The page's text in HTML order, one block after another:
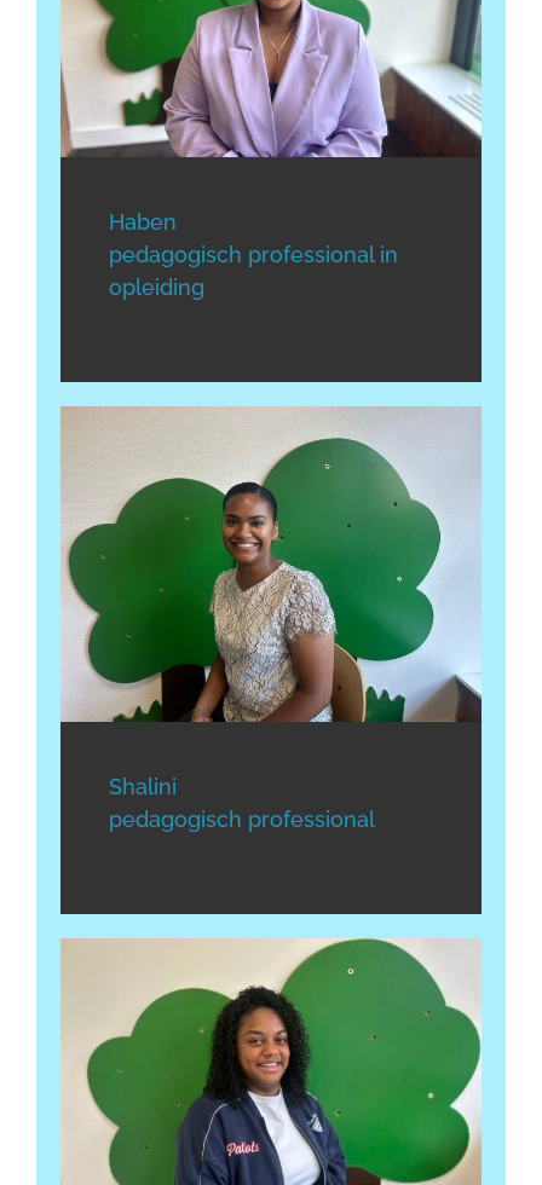
Haben
pedagogisch professional in
opleiding
Shalini
pedagogisch professional